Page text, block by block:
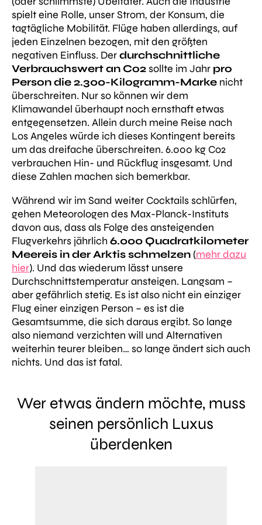
spielt eine Rolle, unser Strom, der Konsum, die
tagtägliche Mobilität. Flüge haben allerdings, auf
jeden Einzelnen bezogen, mit den größten
negativen Einfluss. Derdurchschnittliche
Verbrauchswert an Co2sollte im Jahr pro
Person die 2.300-Kilogramm-Marke nicht
überschreiten. Nur so können wir dem
Klimawandel überhaupt noch ernsthaft etwas
entgegensetzen. Allein durch meine Reise nach
Los Angeles würde ich dieses Kontingent bereits
um das dreifache überschreiten. 6.000 kg Co2
verbrauchen Hin- und Rückflug insgesamt. Und
diese Zahlen machen sich bemerkbar.
Während wir im Sand weiter Cocktails schlürfen,
gehen Meteorologen des Max-Planck-Instituts
davon aus, dass als Folge des ansteigenden
Flugverkehrs jährlich 6.000 Quadratkilometer
Meereis in der Arktis schmelzen (mehr dazu
hier). Und das wiederum lässt unsere
Durchschnittstemperatur ansteigen. Langsam –
aber gefährlich stetig. Es ist also nicht ein einziger
Flug einer einzigen Person – es ist die
Gesamtsumme, die sich daraus ergibt. So lange
also niemand verzichten will und Alternativen
weiterhin teurer bleiben… so lange ändert sich auch
nichts. Und das ist fatal.
Wer etwas ändern möchte, muss
seinen persönlich Luxus
überdenken